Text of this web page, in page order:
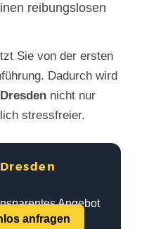
reibungslosen
Sie von der ersten
Dadurch wird
nicht nur
stressfreier.
Angebot
anfragen